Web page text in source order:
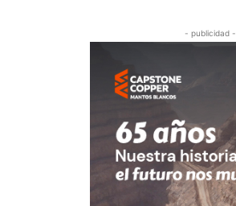
- publicidad -